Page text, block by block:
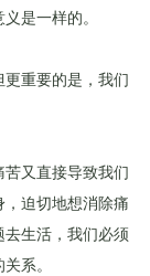
是一样的。
重要的是，我们
又直接导致我们
迫切地想消除痛
生活，我们必须
系。